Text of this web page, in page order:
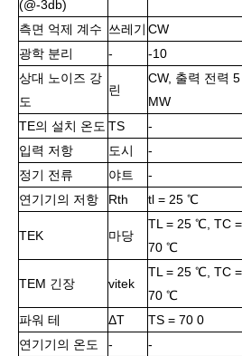
(@-3db)
측면 억제 계수 쓰레기 CW
광학 분리
- -10
상대 노이즈 강
도
린
CW, 출력 전력 5
MW
TE의 설치 온도 TS -
입력 저항
도시 -
정기 전류
야트 -
연기기의 저항
Rth tl = 25 ℃
TEK 마당
TL = 25 ℃, TC =
70 ℃
TEM 긴장 vitek
TL = 25 ℃, TC =
70 ℃
파워 테 ΔT TS = 70 0
연기기의 온도
- -